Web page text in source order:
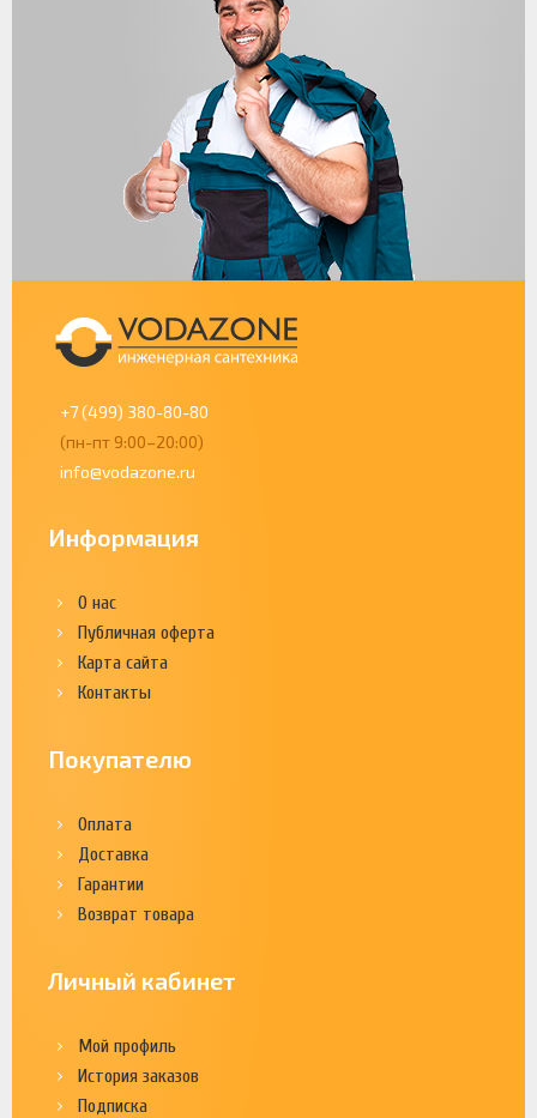
+7 (499) 380-80-80
(пн-пт 9:00–20:00)
info@vodazone.ru
Информация
О нас
Публичная оферта
Карта сайта
Контакты
Покупателю
Оплата
Доставка
Гарантии
Возврат товара
Личный кабинет
Мой профиль
История заказов
Подписка